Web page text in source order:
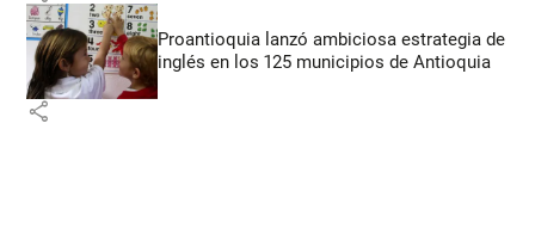
Proantioquia lanzó ambiciosa estrategia de
inglés en los 125 municipios de Antioquia
share